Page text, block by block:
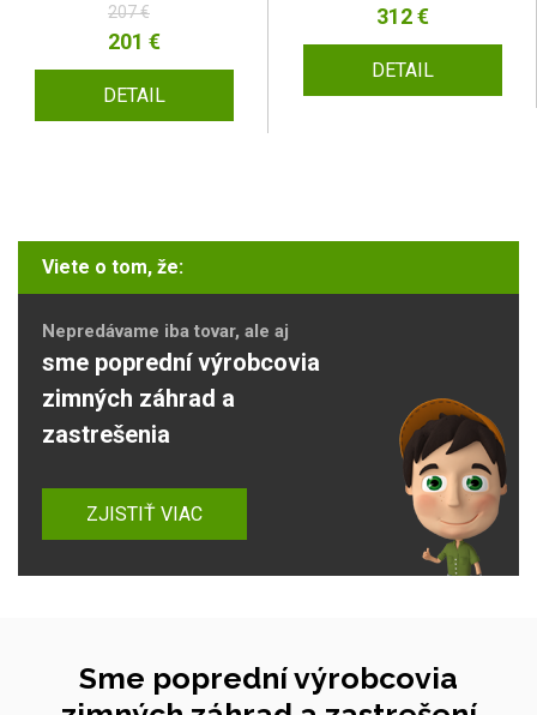
207 €
201 €
DETAIL
312 €
DETAIL
Viete o tom, že:
Nepredávame iba tovar, ale aj
sme poprední výrobcovia
zimných záhrad a
zastrešenia
ZJISTIŤ VIAC
Sme poprední výrobcovia